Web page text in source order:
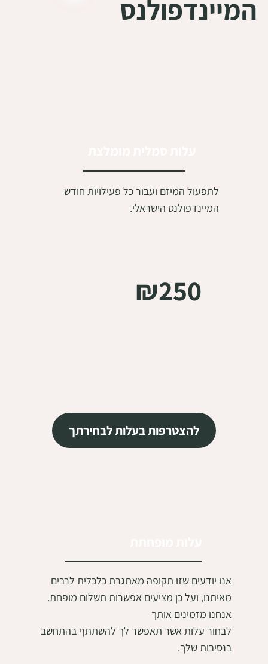
המיינדפולנס
לתפעול המיזם ועבור כל פעילויות חודש
המיינדפולנס הישראלי.
₪250
להצטרפות בעלות לבחירתך
אנו יודעים שזו תקופה מאתגרת כלכלית לרבים
מאיתנו, ועל כן מציעים אפשרות תשלום מופחת.
אנחנו מזמינים אותך
לבחור עלות אשר תאפשר לך להשתתף בהתחשב
בנסיבות שלך.